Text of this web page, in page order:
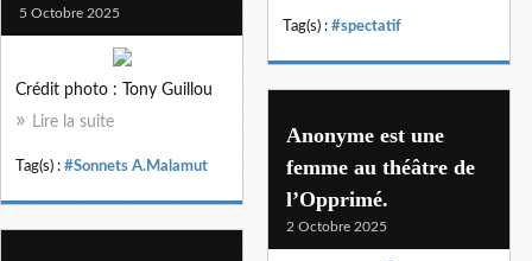
Tag(s) : #spectatif
5 Octobre 2025
Crédit photo : Tony Guillou
Lire la suite
Tag(s) : #Sonnets A.Malamut
Anonyme est une
femme au théâtre de
l’Opprimé.
2 Octobre 2025